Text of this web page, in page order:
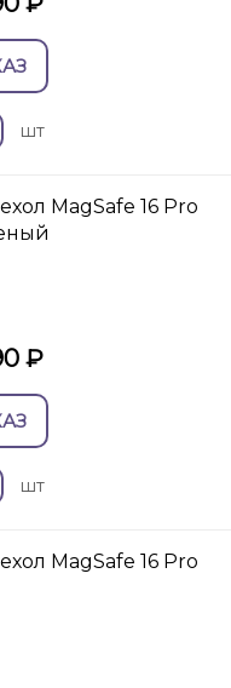
шт
MagSafe 16 Pro
₽
шт
MagSafe 16 Pro